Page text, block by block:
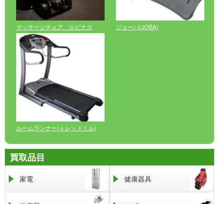
マッサージチェア ルピナス ジョーバ(JOBA)
ルームランナー(トレッドミル)
買取品目
家電 健康器具